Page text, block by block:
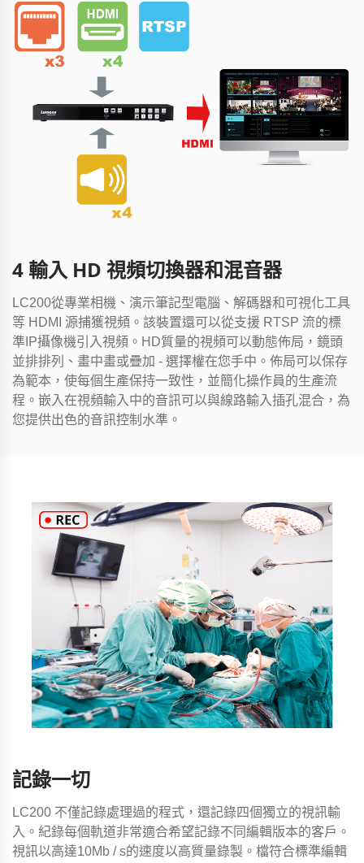
4 輸入 HD 視頻切換器和混音器
LC200從專業相機、演示筆記型電腦、解碼器和可視化工具
等 HDMI 源捕獲視頻。該裝置還可以從支援 RTSP 流的標
準IP攝像機引入視頻。HD質量的視頻可以動態佈局，鏡頭
並排排列、畫中畫或疊加 - 選擇權在您手中。佈局可以保存
為範本，使每個生產保持一致性，並簡化操作員的生產流
程。嵌入在視頻輸入中的音訊可以與線路輸入插孔混合，為
您提供出色的音訊控制水準。
記錄一切
LC200 不僅記錄處理過的程式，還記錄四個獨立的視訊輸
入。紀錄每個軌道非常適合希望記錄不同編輯版本的客戶。
視訊以高達10Mb / s的速度以高質量錄製。檔符合標準編輯